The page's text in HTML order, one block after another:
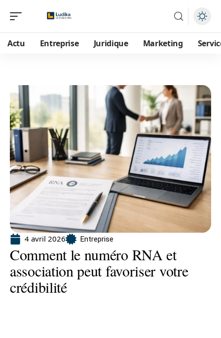
Actu Entreprise Juridique Marketing
4 avril 2026 Entreprise
Comment le numéro RNA et
association peut favoriser votre
crédibilité